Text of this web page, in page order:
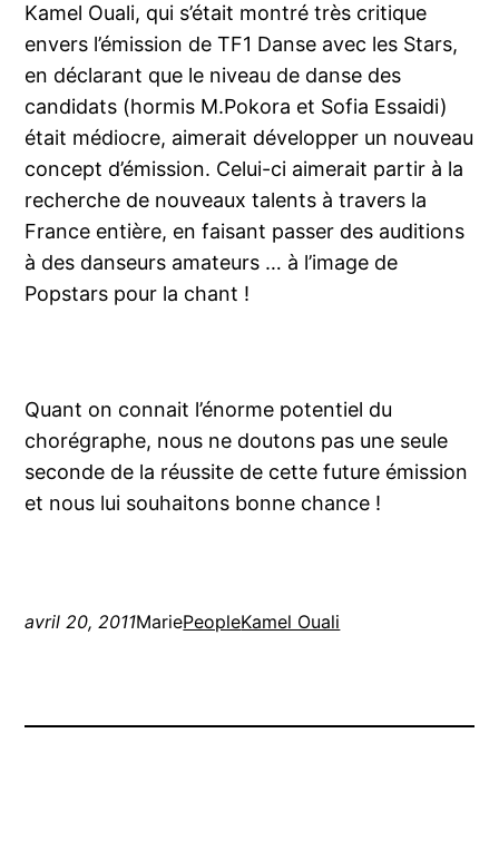
Kamel Ouali, qui s’était montré très critique
envers l’émission de TF1 Danse avec les Stars,
en déclarant que le niveau de danse des
candidats (hormis M.Pokora et Sofia Essaidi)
était médiocre, aimerait développer un nouveau
concept d’émission. Celui-ci aimerait partir à la
recherche de nouveaux talents à travers la
France entière, en faisant passer des auditions
à des danseurs amateurs … à l’image de
Popstars pour la chant !
Quant on connait l’énorme potentiel du
chorégraphe, nous ne doutons pas une seule
seconde de la réussite de cette future émission
et nous lui souhaitons bonne chance !
avril 20, 2011MariePeopleKamel Ouali